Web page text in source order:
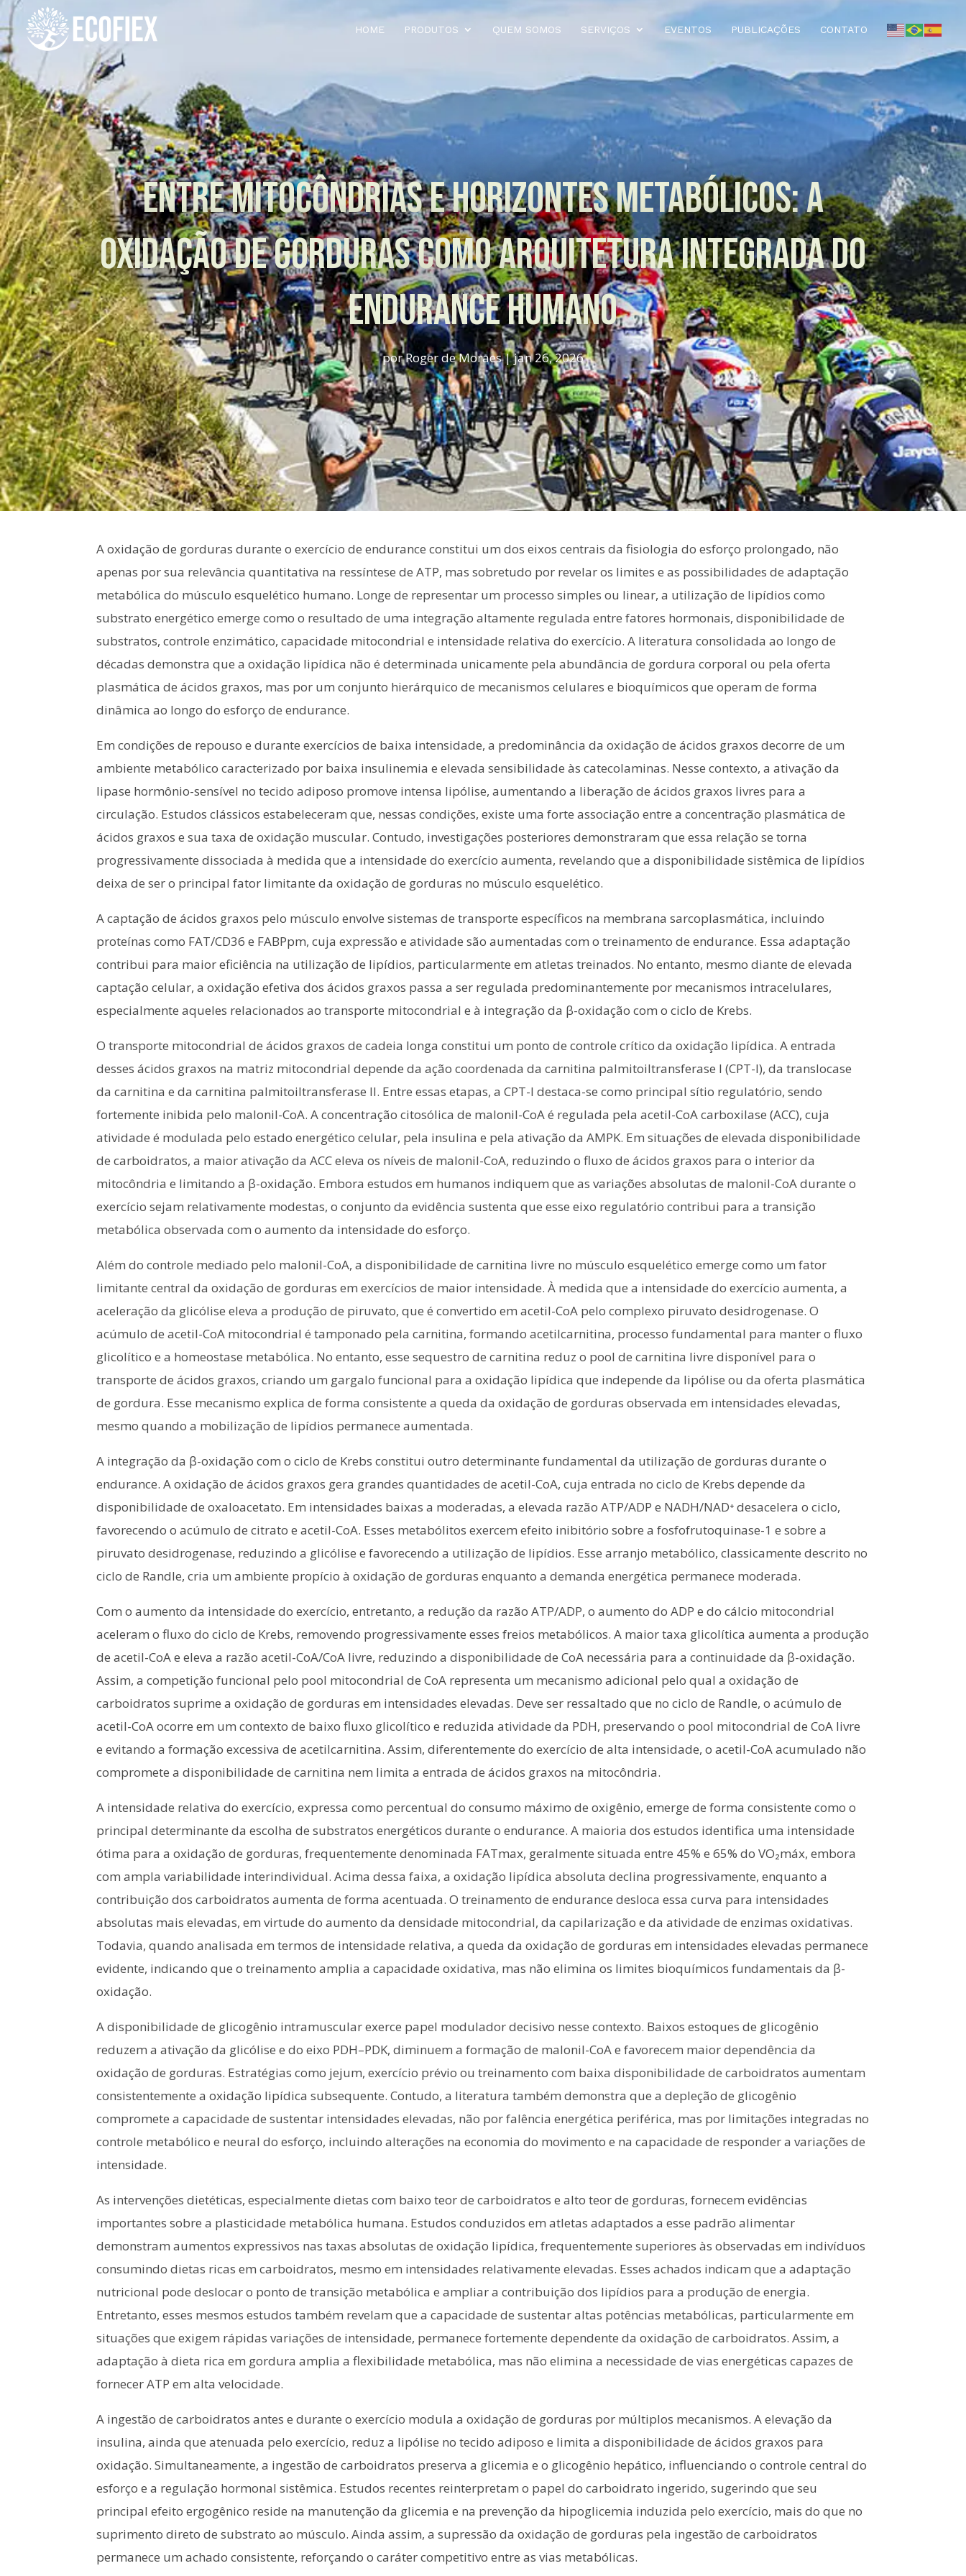
HOME PRODUTOS QUEM SOMOS SERVIÇOS EVENTOS PUBLICAÇÕES CONTATO
Entre Mitocôndrias e Horizontes Metabólicos: a
Oxidação de Gorduras como Arquitetura Integrada do
Endurance Humano
porRoger de Moraes|jan 26, 2026
A oxidação de gorduras durante o exercício de endurance constitui um dos eixos centrais da fisiologia do esforço prolongado, não
apenas por sua relevância quantitativa na ressíntese de ATP, mas sobretudo por revelar os limites e as possibilidades de adaptação
metabólica do músculo esquelético humano. Longe de representar um processo simples ou linear, a utilização de lipídios como
substrato energético emerge como o resultado de uma integração altamente regulada entre fatores hormonais, disponibilidade de
substratos, controle enzimático, capacidade mitocondrial e intensidade relativa do exercício. A literatura consolidada ao longo de
décadas demonstra que a oxidação lipídica não é determinada unicamente pela abundância de gordura corporal ou pela oferta
plasmática de ácidos graxos, mas por um conjunto hierárquico de mecanismos celulares e bioquímicos que operam de forma
dinâmica ao longo do esforço de endurance.
Em condições de repouso e durante exercícios de baixa intensidade, a predominância da oxidação de ácidos graxos decorre de um
ambiente metabólico caracterizado por baixa insulinemia e elevada sensibilidade às catecolaminas. Nesse contexto, a ativação da
lipase hormônio-sensível no tecido adiposo promove intensa lipólise, aumentando a liberação de ácidos graxos livres para a
circulação. Estudos clássicos estabeleceram que, nessas condições, existe uma forte associação entre a concentração plasmática de
ácidos graxos e sua taxa de oxidação muscular. Contudo, investigações posteriores demonstraram que essa relação se torna
progressivamente dissociada à medida que a intensidade do exercício aumenta, revelando que a disponibilidade sistêmica de lipídios
deixa de ser o principal fator limitante da oxidação de gorduras no músculo esquelético.
A captação de ácidos graxos pelo músculo envolve sistemas de transporte específicos na membrana sarcoplasmática, incluindo
proteínas como FAT/CD36 e FABPpm, cuja expressão e atividade são aumentadas com o treinamento de endurance. Essa adaptação
contribui para maior eficiência na utilização de lipídios, particularmente em atletas treinados. No entanto, mesmo diante de elevada
captação celular, a oxidação efetiva dos ácidos graxos passa a ser regulada predominantemente por mecanismos intracelulares,
especialmente aqueles relacionados ao transporte mitocondrial e à integração da β-oxidação com o ciclo de Krebs.
O transporte mitocondrial de ácidos graxos de cadeia longa constitui um ponto de controle crítico da oxidação lipídica. A entrada
desses ácidos graxos na matriz mitocondrial depende da ação coordenada da carnitina palmitoiltransferase I (CPT-I), da translocase
da carnitina e da carnitina palmitoiltransferase II. Entre essas etapas, a CPT-I destaca-se como principal sítio regulatório, sendo
fortemente inibida pelo malonil-CoA. A concentração citosólica de malonil-CoA é regulada pela acetil-CoA carboxilase (ACC), cuja
atividade é modulada pelo estado energético celular, pela insulina e pela ativação da AMPK. Em situações de elevada disponibilidade
de carboidratos, a maior ativação da ACC eleva os níveis de malonil-CoA, reduzindo o fluxo de ácidos graxos para o interior da
mitocôndria e limitando a β-oxidação. Embora estudos em humanos indiquem que as variações absolutas de malonil-CoA durante o
exercício sejam relativamente modestas, o conjunto da evidência sustenta que esse eixo regulatório contribui para a transição
metabólica observada com o aumento da intensidade do esforço.
Além do controle mediado pelo malonil-CoA, a disponibilidade de carnitina livre no músculo esquelético emerge como um fator
limitante central da oxidação de gorduras em exercícios de maior intensidade. À medida que a intensidade do exercício aumenta, a
aceleração da glicólise eleva a produção de piruvato, que é convertido em acetil-CoA pelo complexo piruvato desidrogenase. O
acúmulo de acetil-CoA mitocondrial é tamponado pela carnitina, formando acetilcarnitina, processo fundamental para manter o fluxo
glicolítico e a homeostase metabólica. No entanto, esse sequestro de carnitina reduz o pool de carnitina livre disponível para o
transporte de ácidos graxos, criando um gargalo funcional para a oxidação lipídica que independe da lipólise ou da oferta plasmática
de gordura. Esse mecanismo explica de forma consistente a queda da oxidação de gorduras observada em intensidades elevadas,
mesmo quando a mobilização de lipídios permanece aumentada.
A integração da β-oxidação com o ciclo de Krebs constitui outro determinante fundamental da utilização de gorduras durante o
endurance. A oxidação de ácidos graxos gera grandes quantidades de acetil-CoA, cuja entrada no ciclo de Krebs depende da
disponibilidade de oxaloacetato. Em intensidades baixas a moderadas, a elevada razão ATP/ADP e NADH/NAD⁺ desacelera o ciclo,
favorecendo o acúmulo de citrato e acetil-CoA. Esses metabólitos exercem efeito inibitório sobre a fosfofrutoquinase-1 e sobre a
piruvato desidrogenase, reduzindo a glicólise e favorecendo a utilização de lipídios. Esse arranjo metabólico, classicamente descrito no
ciclo de Randle, cria um ambiente propício à oxidação de gorduras enquanto a demanda energética permanece moderada.
Com o aumento da intensidade do exercício, entretanto, a redução da razão ATP/ADP, o aumento do ADP e do cálcio mitocondrial
aceleram o fluxo do ciclo de Krebs, removendo progressivamente esses freios metabólicos. A maior taxa glicolítica aumenta a produção
de acetil-CoA e eleva a razão acetil-CoA/CoA livre, reduzindo a disponibilidade de CoA necessária para a continuidade da β-oxidação.
Assim, a competição funcional pelo pool mitocondrial de CoA representa um mecanismo adicional pelo qual a oxidação de
carboidratos suprime a oxidação de gorduras em intensidades elevadas. Deve ser ressaltado que no ciclo de Randle, o acúmulo de
acetil-CoA ocorre em um contexto de baixo fluxo glicolítico e reduzida atividade da PDH, preservando o pool mitocondrial de CoA livre
e evitando a formação excessiva de acetilcarnitina. Assim, diferentemente do exercício de alta intensidade, o acetil-CoA acumulado não
compromete a disponibilidade de carnitina nem limita a entrada de ácidos graxos na mitocôndria.
A intensidade relativa do exercício, expressa como percentual do consumo máximo de oxigênio, emerge de forma consistente como o
principal determinante da escolha de substratos energéticos durante o endurance. A maioria dos estudos identifica uma intensidade
ótima para a oxidação de gorduras, frequentemente denominada FATmax, geralmente situada entre 45% e 65% do VO₂máx, embora
com ampla variabilidade interindividual. Acima dessa faixa, a oxidação lipídica absoluta declina progressivamente, enquanto a
contribuição dos carboidratos aumenta de forma acentuada. O treinamento de endurance desloca essa curva para intensidades
absolutas mais elevadas, em virtude do aumento da densidade mitocondrial, da capilarização e da atividade de enzimas oxidativas.
Todavia, quando analisada em termos de intensidade relativa, a queda da oxidação de gorduras em intensidades elevadas permanece
evidente, indicando que o treinamento amplia a capacidade oxidativa, mas não elimina os limites bioquímicos fundamentais da β-
oxidação.
A disponibilidade de glicogênio intramuscular exerce papel modulador decisivo nesse contexto. Baixos estoques de glicogênio
reduzem a ativação da glicólise e do eixo PDH–PDK, diminuem a formação de malonil-CoA e favorecem maior dependência da
oxidação de gorduras. Estratégias como jejum, exercício prévio ou treinamento com baixa disponibilidade de carboidratos aumentam
consistentemente a oxidação lipídica subsequente. Contudo, a literatura também demonstra que a depleção de glicogênio
compromete a capacidade de sustentar intensidades elevadas, não por falência energética periférica, mas por limitações integradas no
controle metabólico e neural do esforço, incluindo alterações na economia do movimento e na capacidade de responder a variações de
intensidade.
As intervenções dietéticas, especialmente dietas com baixo teor de carboidratos e alto teor de gorduras, fornecem evidências
importantes sobre a plasticidade metabólica humana. Estudos conduzidos em atletas adaptados a esse padrão alimentar
demonstram aumentos expressivos nas taxas absolutas de oxidação lipídica, frequentemente superiores às observadas em indivíduos
consumindo dietas ricas em carboidratos, mesmo em intensidades relativamente elevadas. Esses achados indicam que a adaptação
nutricional pode deslocar o ponto de transição metabólica e ampliar a contribuição dos lipídios para a produção de energia.
Entretanto, esses mesmos estudos também revelam que a capacidade de sustentar altas potências metabólicas, particularmente em
situações que exigem rápidas variações de intensidade, permanece fortemente dependente da oxidação de carboidratos. Assim, a
adaptação à dieta rica em gordura amplia a flexibilidade metabólica, mas não elimina a necessidade de vias energéticas capazes de
fornecer ATP em alta velocidade.
A ingestão de carboidratos antes e durante o exercício modula a oxidação de gorduras por múltiplos mecanismos. A elevação da
insulina, ainda que atenuada pelo exercício, reduz a lipólise no tecido adiposo e limita a disponibilidade de ácidos graxos para
oxidação. Simultaneamente, a ingestão de carboidratos preserva a glicemia e o glicogênio hepático, influenciando o controle central do
esforço e a regulação hormonal sistêmica. Estudos recentes reinterpretam o papel do carboidrato ingerido, sugerindo que seu
principal efeito ergogênico reside na manutenção da glicemia e na prevenção da hipoglicemia induzida pelo exercício, mais do que no
suprimento direto de substrato ao músculo. Ainda assim, a supressão da oxidação de gorduras pela ingestão de carboidratos
permanece um achado consistente, reforçando o caráter competitivo entre as vias metabólicas.